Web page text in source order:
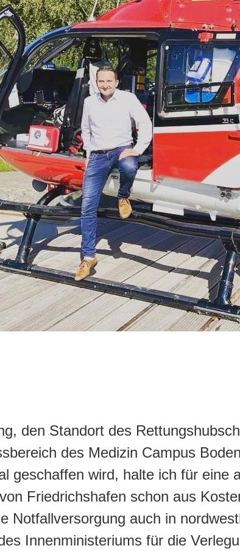
den Standort des
des Medizin Campus
geschaffen wird, halte ich für
Friedrichshafen schon aus
Notfallversorgung auch in
Innenministeriums für die